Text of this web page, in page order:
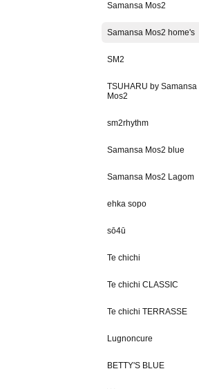
Samansa Mos2
Samansa Mos2 home's
SM2
TSUHARU by Samansa
Mos2
sm2rhythm
Samansa Mos2 blue
Samansa Mos2 Lagom
ehka sopo
sō4ū
Te chichi
Te chichi CLASSIC
Te chichi TERRASSE
Lugnoncure
BETTY'S BLUE